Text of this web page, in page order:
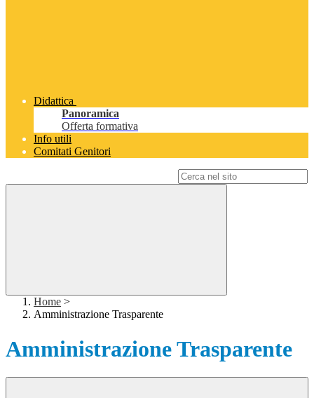
Didattica
Panoramica
Offerta formativa
Info utili
Comitati Genitori
Home >
Amministrazione Trasparente
Amministrazione Trasparente